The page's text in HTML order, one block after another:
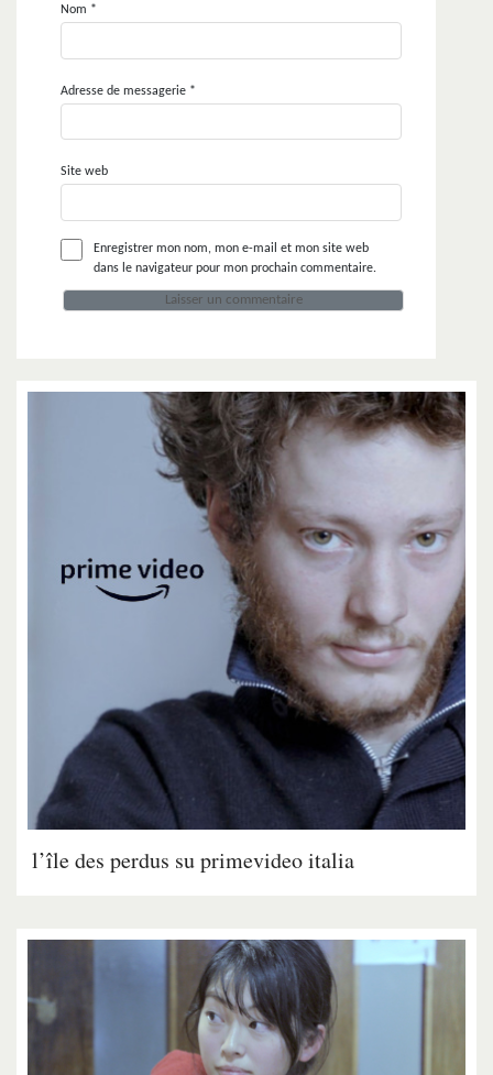
Nom *
Adresse de messagerie *
Site web
Enregistrer mon nom, mon e-mail et mon site web
dans le navigateur pour mon prochain commentaire.
l’île des perdus su primevideo italia